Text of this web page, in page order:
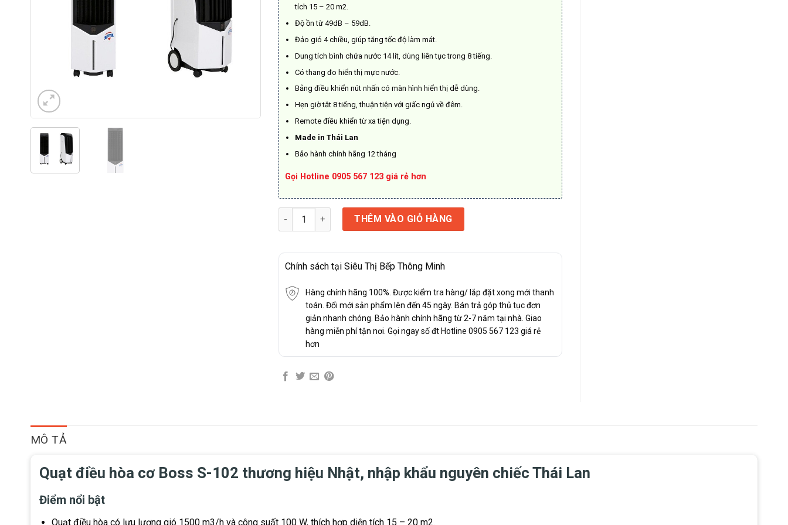
tích 15 – 20 m2.
Độ ồn từ 49dB – 59dB.
Đảo gió 4 chiều, giúp tăng tốc độ làm mát.
Dung tích bình chứa nước 14 lít, dùng liên tục trong 8 tiếng.
Có thang đo hiển thị mực nước.
Bảng điều khiển nút nhấn có màn hình hiển thị dễ dùng.
Hẹn giờ tắt 8 tiếng, thuận tiện với giấc ngủ về đêm.
Remote điều khiển từ xa tiện dụng.
Made in Thái Lan
Bảo hành chính hãng 12 tháng
Gọi Hotline 0905 567 123 giá rẻ hơn
Quạt điều hòa Boss S-102 số lượng
THÊM VÀO GIỎ HÀNG
Chính sách tại Siêu Thị Bếp Thông Minh
Hàng chính hãng 100%. Được kiểm tra hàng/ lắp đặt xong mới thanh
toán. Đổi mới sản phẩm lên đến 45 ngày. Bán trả góp thủ tục đơn
giản nhanh chóng. Bảo hành chính hãng từ 2-7 năm tại nhà. Giao
hàng miễn phí tận nơi. Gọi ngay số đt Hotline 0905 567 123 giá rẻ
hơn
MÔ TẢ
Quạt điều hòa cơ Boss S-102 thương hiệu Nhật, nhập khẩu nguyên chiếc Thái Lan
Điểm nổi bật
Quạt điều hòa có lưu lượng gió 1500 m3/h và công suất 100 W, thích hợp diện tích 15 – 20 m2.